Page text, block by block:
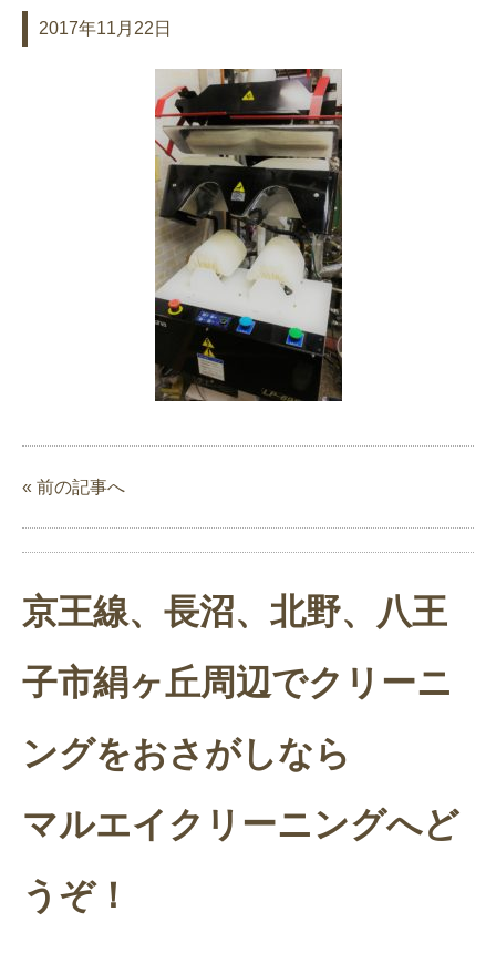
2017年11月22日
« 前の記事へ
京王線、長沼、北野、八王
子市絹ヶ丘周辺でクリーニ
ングをおさがしなら
マルエイクリーニングへど
うぞ！